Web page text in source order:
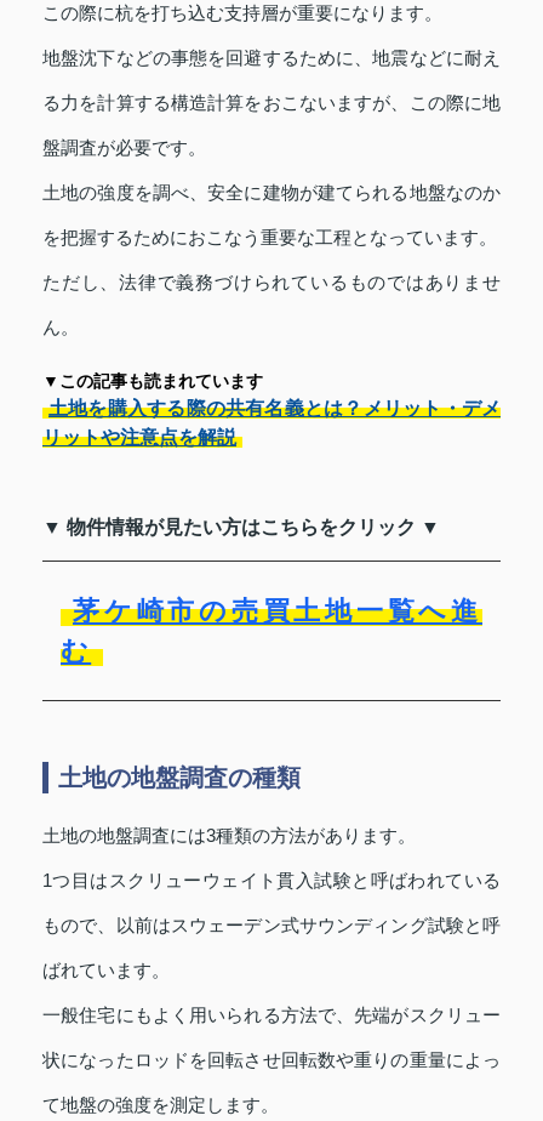
この際に杭を打ち込む支持層が重要になります。
地盤沈下などの事態を回避するために、地震などに耐え
る力を計算する構造計算をおこないますが、この際に地
盤調査が必要です。
土地の強度を調べ、安全に建物が建てられる地盤なのか
を把握するためにおこなう重要な工程となっています。
ただし、法律で義務づけられているものではありませ
ん。
▼この記事も読まれています
土地を購入する際の共有名義とは？メリット・デメ
リットや注意点を解説
▼ 物件情報が見たい方はこちらをクリック ▼
茅ケ崎市の売買土地一覧へ進
む
土地の地盤調査の種類
土地の地盤調査には3種類の方法があります。
1つ目はスクリューウェイト貫入試験と呼ばわれている
もので、以前はスウェーデン式サウンディング試験と呼
ばれています。
一般住宅にもよく用いられる方法で、先端がスクリュー
状になったロッドを回転させ回転数や重りの重量によっ
て地盤の強度を測定します。